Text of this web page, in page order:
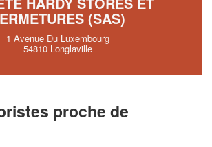
(SAS)
1 Avenue Du Luxembourg
54810 Longlaville
proche de